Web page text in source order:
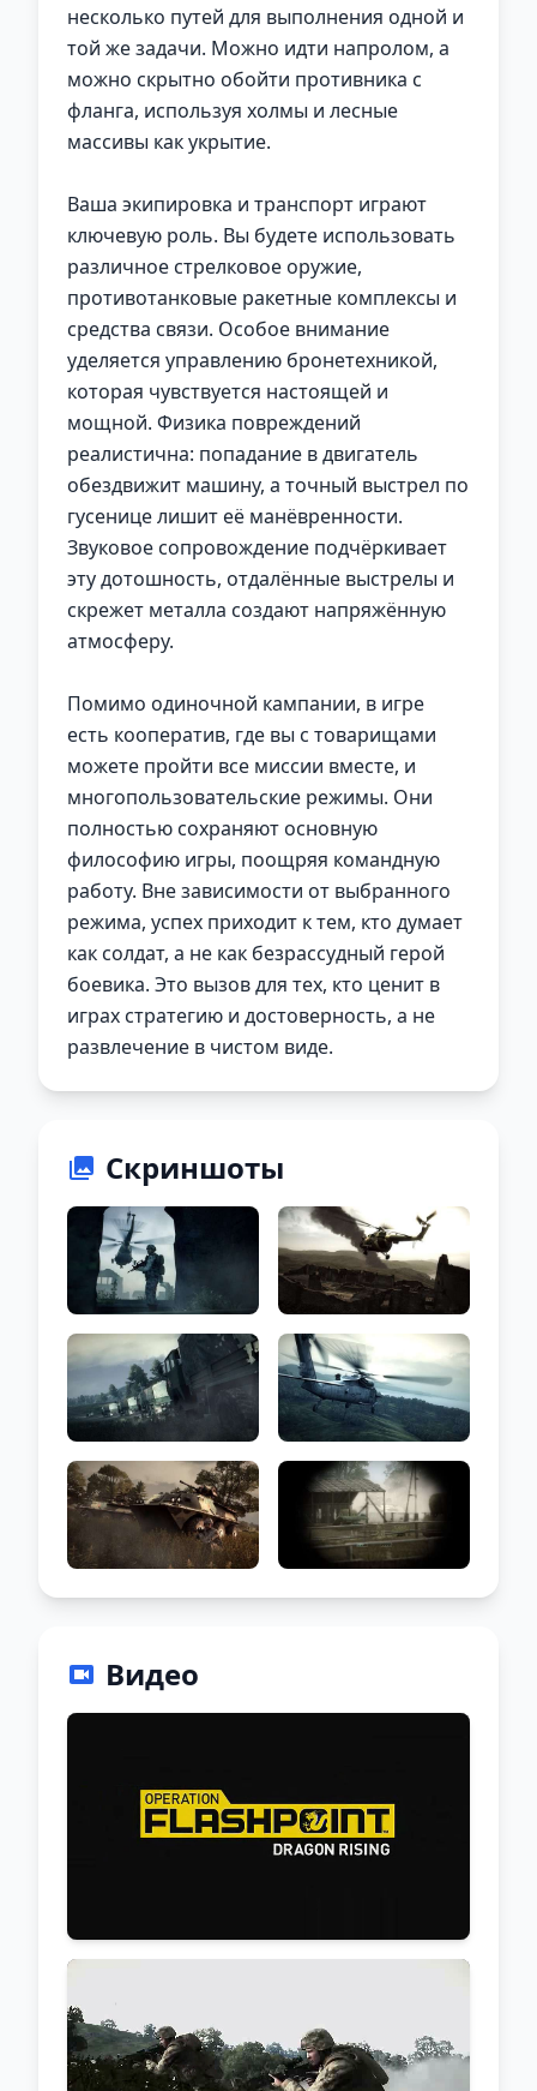
несколько путей для выполнения одной и
той же задачи. Можно идти напролом, а
можно скрытно обойти противника с
фланга, используя холмы и лесные
массивы как укрытие.
Ваша экипировка и транспорт играют
ключевую роль. Вы будете использовать
различное стрелковое оружие,
противотанковые ракетные комплексы и
средства связи. Особое внимание
уделяется управлению бронетехникой,
которая чувствуется настоящей и
мощной. Физика повреждений
реалистична: попадание в двигатель
обездвижит машину, а точный выстрел по
гусенице лишит её манёвренности.
Звуковое сопровождение подчёркивает
эту дотошность, отдалённые выстрелы и
скрежет металла создают напряжённую
атмосферу.
Помимо одиночной кампании, в игре
есть кооператив, где вы с товарищами
можете пройти все миссии вместе, и
многопользовательские режимы. Они
полностью сохраняют основную
философию игры, поощряя командную
работу. Вне зависимости от выбранного
режима, успех приходит к тем, кто думает
как солдат, а не как безрассудный герой
боевика. Это вызов для тех, кто ценит в
играх стратегию и достоверность, а не
развлечение в чистом виде.
Скриншоты
Видео